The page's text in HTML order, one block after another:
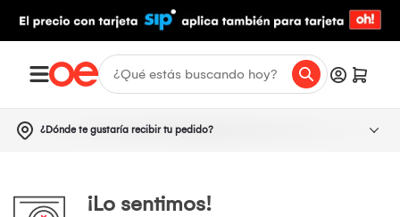
¿Dónde te gustaría recibir tu pedido?
¡Lo sentimos!